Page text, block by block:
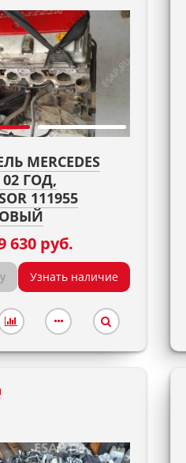
MERCEDES
02 ГОД,
111955
630 руб.
Узнать наличие